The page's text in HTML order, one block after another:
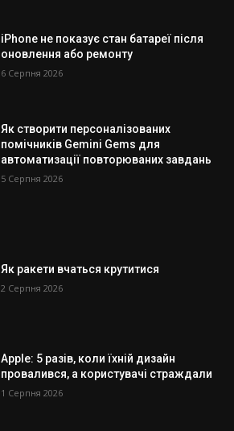
iPhone не показує стан батареї після
оновлення або ремонту
6 Серпня 2026
Як створити персоналізованих
помічників Gemini Gems для
автоматизації повторюваних завдань
5 Серпня 2026
Як ракети вчаться крутитися
2 Серпня 2026
Apple: 5 разів, коли їхній дизайн
провалився, а користувачі страждали
1 Серпня 2026